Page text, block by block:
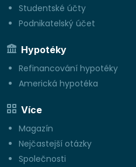
Studentské účty
Podnikatelský účet
Hypotéky
Refinancování hypotéky
Americká hypotéka
Více
Magazín
Nejčastejší otázky
Společnosti